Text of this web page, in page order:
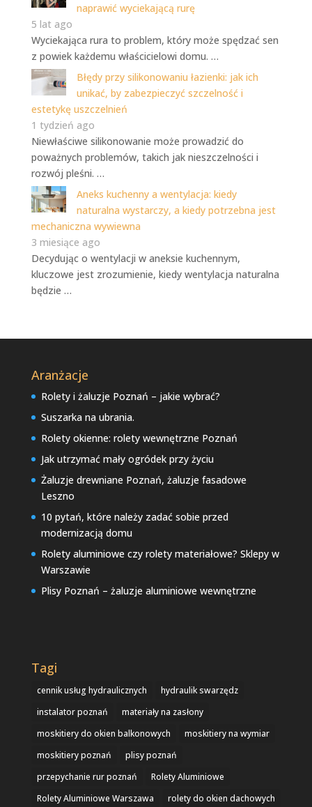
naprawić wyciekającą rurę
5 lat ago
Wyciekająca rura to problem, który może spędzać sen
z powiek każdemu właścicielowi domu. …
Błędy przy silikonowaniu łazienki: jak ich
unikać, by zabezpieczyć szczelność i
estetykę uszczelnień
1 tydzień ago
Niewłaściwe silikonowanie może prowadzić do
poważnych problemów, takich jak nieszczelności i
rozwój pleśni. …
Aneks kuchenny a wentylacja: kiedy
naturalna wystarczy, a kiedy potrzebna jest
mechaniczna wywiewna
3 miesiące ago
Decydując o wentylacji w aneksie kuchennym,
kluczowe jest zrozumienie, kiedy wentylacja naturalna
będzie …
Aranżacje
Rolety i żaluzje Poznań – jakie wybrać?
Suszarka na ubrania.
Rolety okienne: rolety wewnętrzne Poznań
Jak utrzymać mały ogródek przy życiu
Żaluzje drewniane Poznań, żaluzje fasadowe
Leszno
10 pytań, które należy zadać sobie przed
modernizacją domu
Rolety aluminiowe czy rolety materiałowe? Sklepy w
Warszawie
Plisy Poznań – żaluzje aluminiowe wewnętrzne
Tagi
cennik usług hydraulicznych
hydraulik swarzędz
instalator poznań
materiały na zasłony
moskitiery do okien balkonowych
moskitiery na wymiar
moskitiery poznań
plisy poznań
przepychanie rur poznań
Rolety Aluminiowe
Rolety Aluminiowe Warszawa
rolety do okien dachowych